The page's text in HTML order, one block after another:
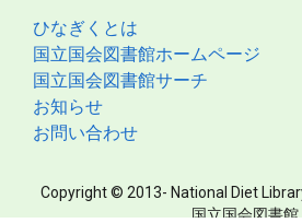
ひなぎくとは
国立国会図書館ホームページ
国立国会図書館サーチ
お知らせ
お問い合わせ
Copyright © 2013- National Diet